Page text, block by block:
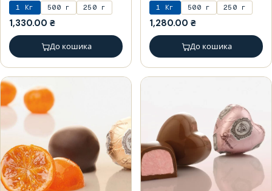
1 Кг 500 г 250 г
1,330.00 ₴
До кошика
1 Кг 500 г 250 г
1,280.00 ₴
До кошика